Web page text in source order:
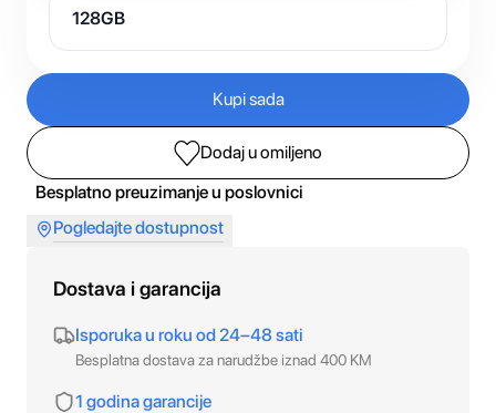
128GB
Kupi sada
Dodaj u omiljeno
Besplatno preuzimanje u poslovnici
Pogledajte dostupnost
Dostava i garancija
Isporuka u roku od 24–48 sati
Besplatna dostava za narudžbe iznad 400 KM
1 godina garancije